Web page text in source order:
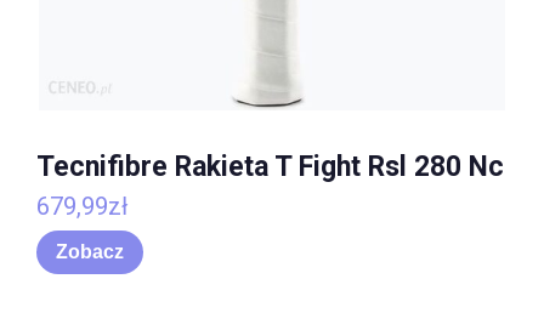
Tecnifibre Rakieta T Fight Rsl 280 Nc
679,99zł
Zobacz